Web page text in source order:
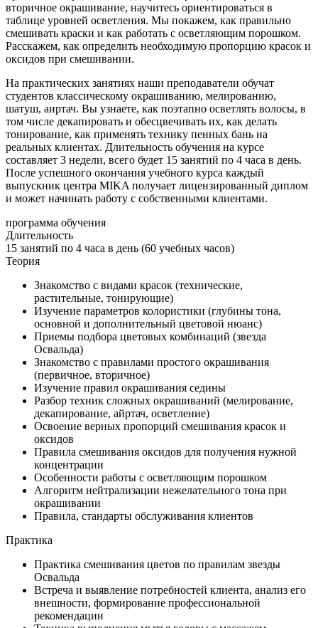
вторичное окрашивание, научитесь ориентироваться в
таблице уровней осветления. Мы покажем, как правильно
смешивать краски и как работать с осветляющим порошком.
Расскажем, как определить необходимую пропорцию красок и
оксидов при смешивании.
На практических занятиях наши преподаватели обучат
студентов классическому окрашиванию, мелированию,
шатуш, аиртач. Вы узнаете, как поэтапно осветлять волосы, в
том числе декапировать и обесцвечивать их, как делать
тонирование, как применять технику пенных бань на
реальных клиентах. Длительность обучения на курсе
составляет 3 недели, всего будет 15 занятий по 4 часа в день.
После успешного окончания учебного курса каждый
выпускник центра MIKA получает лицензированный диплом
и может начинать работу с собственными клиентами.
программа обучения
Длительность
15 занятий по 4 часа в день (60 учебных часов)
Теория
Знакомство с видами красок (технические,
растительные, тонирующие)
Изучение параметров колористики (глубины тона,
основной и дополнительный цветовой нюанс)
Приемы подбора цветовых комбинаций (звезда
Освальда)
Знакомство с правилами простого окрашивания
(первичное, вторичное)
Изучение правил окрашивания седины
Разбор техник сложных окрашиваний (мелирование,
декапирование, айртач, осветление)
Освоение верных пропорций смешивания красок и
оксидов
Правила смешивания оксидов для получения нужной
концентрации
Особенности работы с осветляющим порошком
Алгоритм нейтрализации нежелательного тона при
окрашивании
Правила, стандарты обслуживания клиентов
Практика
Практика смешивания цветов по правилам звезды
Освальда
Встреча и выявление потребностей клиента, анализ его
внешности, формирование профессиональной
рекомендации